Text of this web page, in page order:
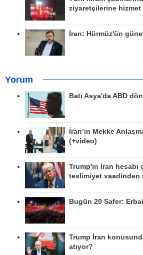
ziyaretçilerine
İran: Hürmüz'ün
Yorum
Batı Asya'da ABD
İran’ın Mekke
(+video)
Trump'ın İran
teslimiyet vaadinden
Bugün 20 Safer:
Trump İran
atıyor?